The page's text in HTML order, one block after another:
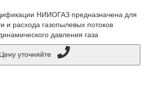
НИИОГАЗ предназначена для
и расхода газопылевых потоков
давления газа